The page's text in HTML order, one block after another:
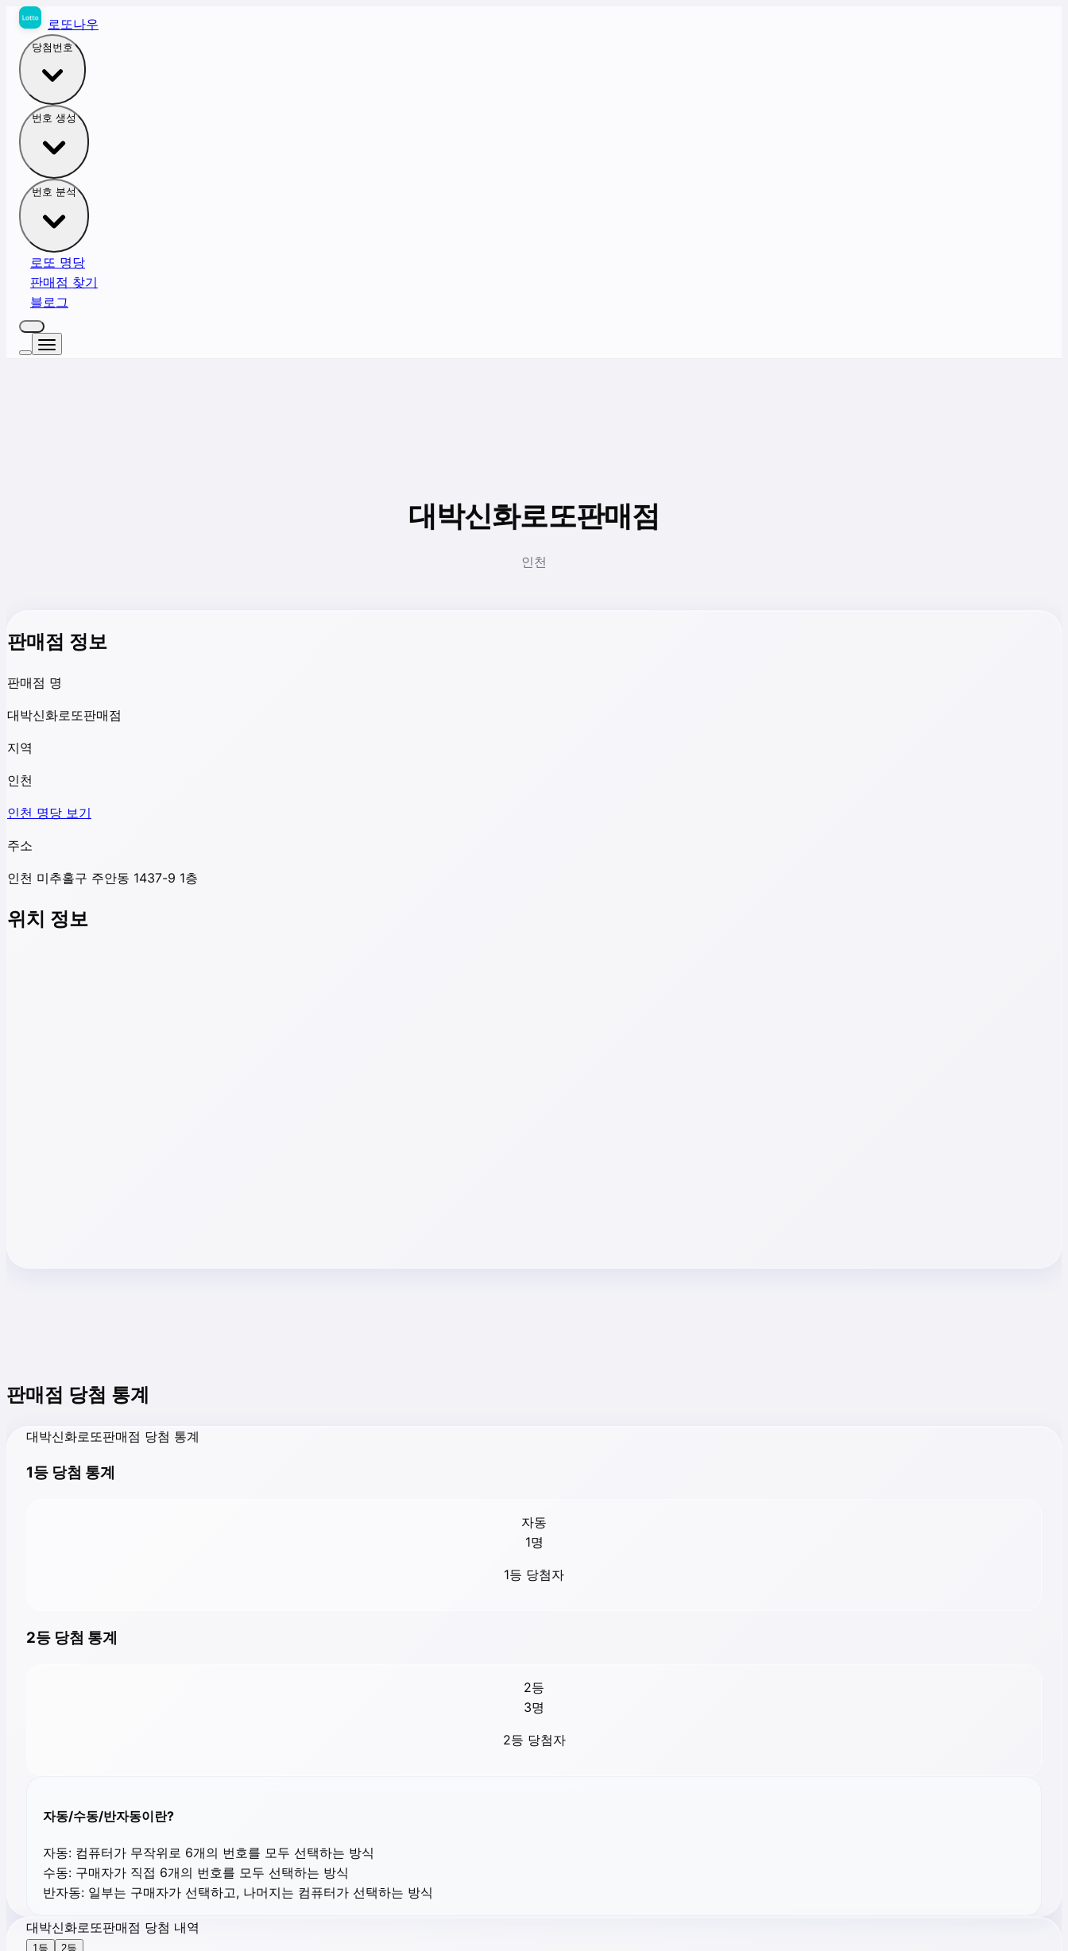
로또나우
당첨번호
번호 생성
번호 분석
로또 명당
판매점 찾기
블로그
대박신화로또판매점
인천
판매점 정보
판매점 명
대박신화로또판매점
지역
인천
인천 명당 보기
주소
인천 미추홀구 주안동 1437-9 1층
위치 정보
판매점 당첨 통계
대박신화로또판매점 당첨 통계
1등 당첨 통계
자동
1명
1등 당첨자
2등 당첨 통계
2등
3명
2등 당첨자
자동/수동/반자동이란?
자동: 컴퓨터가 무작위로 6개의 번호를 모두 선택하는 방식
수동: 구매자가 직접 6개의 번호를 모두 선택하는 방식
반자동: 일부는 구매자가 선택하고, 나머지는 컴퓨터가 선택하는 방식
대박신화로또판매점 당첨 내역
1등 2등